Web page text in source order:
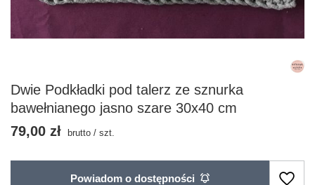
Dwie Podkładki pod talerz ze sznurka
bawełnianego jasno szare 30x40 cm
79,00 zł
brutto / szt.
Powiadom o dostępności